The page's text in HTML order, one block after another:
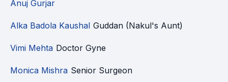
Anuj Gurjar
Alka Badola Kaushal Guddan (Nakul's Aunt)
Vimi Mehta Doctor Gyne
Monica Mishra Senior Surgeon